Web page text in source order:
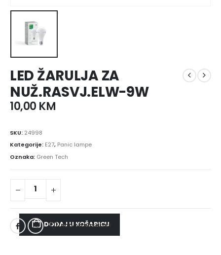
LED ŽARULJA ZA
NUŽ.RASVJ.ELW-9W
10,00 KM
SKU: 24998
Kategorije: E27, Panic lampe
Oznaka: Green Tech
DODAJ U KOŠARICU
ADD TO WISHLIST